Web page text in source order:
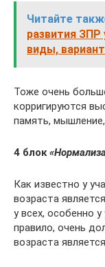
Читайте
развития
виды,
Тоже очень
корригируются
память,
4 блок
Как известно у
возраста
у всех, особенно
правило, очень
возраста